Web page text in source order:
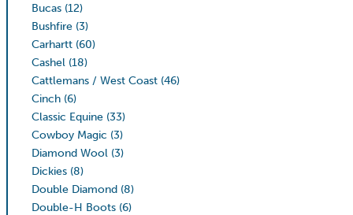
Bucas (12)
Bushfire (3)
Carhartt (60)
Cashel (18)
Cattlemans / West Coast (46)
Cinch (6)
Classic Equine (33)
Cowboy Magic (3)
Diamond Wool (3)
Dickies (8)
Double Diamond (8)
Double-H Boots (6)